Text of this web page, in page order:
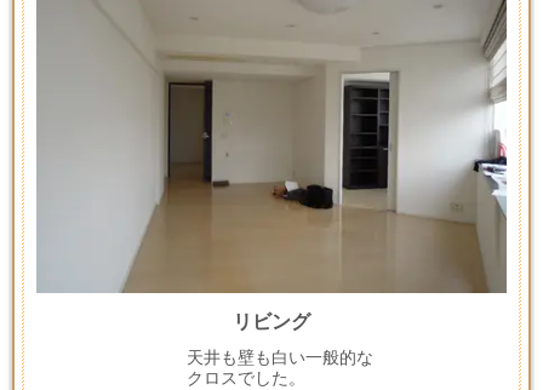
リビング
天井も壁も白い一般的な
クロスでした。